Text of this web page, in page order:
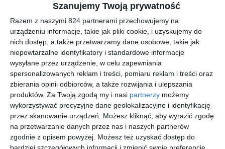
Szanujemy Twoją prywatność
Razem z naszymi 824 partnerami przechowujemy na
urządzeniu informacje, takie jak pliki cookie, i uzyskujemy do
nich dostęp, a także przetwarzamy dane osobowe, takie jak
niepowtarzalne identyfikatory i standardowe informacje
wysyłane przez urządzenie, w celu zapewniania
spersonalizowanych reklam i treści, pomiaru reklam i treści oraz
zbierania opinii odbiorców, a także rozwijania i ulepszania
produktów. Za Twoją zgodą my i nasi partnerzy możemy
wykorzystywać precyzyjne dane geolokalizacyjne i identyfikację
przez skanowanie urządzeń. Możesz kliknąć, aby wyrazić zgodę
na przetwarzanie danych przez nas i naszych partnerów
zgodnie z opisem powyżej. Możesz też uzyskać dostęp do
bardziej szczegółowych informacji i zmienić swoje preferencje
Aniołki
kota
Cagliostro
. Kot w
worku
Jarosław
Mikołajewski
Aniołki
kota
Cagliostro
.
Zwycięski
koń
Jarosław
Mikołajewski
oczy.
Aniołki
kota
Cagliostro
. Aniołki
kota
Cagliostro
Jarosław
Mikołajewski
Na
skrawku
Mikołajewski
[ książka, e-book ] [ książka, e-book ] [ książka ] [ książka ]